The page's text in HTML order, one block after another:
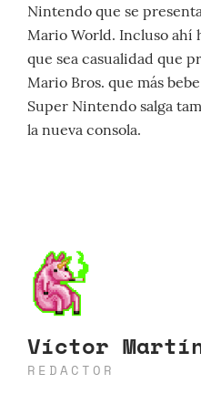
Nintendo que se
Mario World. Incluso ahí
que sea casualidad que
Mario Bros. que más
Super Nintendo salga
la nueva consola.
Víctor
REDACTOR